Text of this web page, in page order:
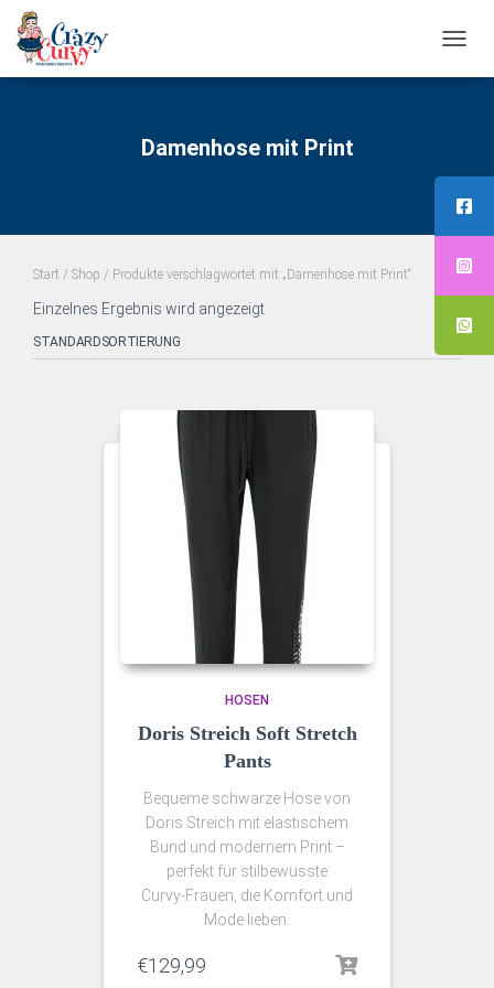
Damenhose mit Print
Start / Shop / Produkte verschlagwortet mit „Damenhose mit Print“
Einzelnes Ergebnis wird angezeigt
HOSEN
Doris Streich Soft Stretch
Pants
Bequeme schwarze Hose von
Doris Streich mit elastischem
Bund und modernem Print –
perfekt für stilbewusste
Curvy‑Frauen, die Komfort und
Mode lieben.
€129,99